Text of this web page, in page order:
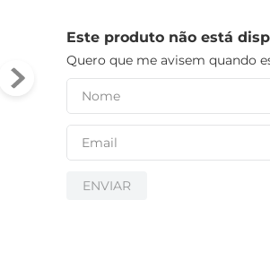
Este produto não está
Quero que me avisem quando
ENVIAR